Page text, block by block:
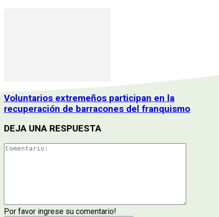
Voluntarios extremeños participan en la
recuperación de barracones del franquismo
DEJA UNA RESPUESTA
Por favor ingrese su comentario!